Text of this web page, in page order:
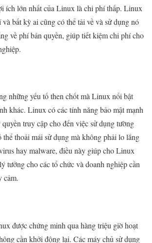
ích lớn nhất của Linux là chi phí thấp. Linux
bất kỳ ai cũng có thể tải về và sử dụng nó
về phí bản quyền, giúp tiết kiệm chi phí cho
những yếu tố then chốt mà Linux nổi bật
khác. Linux có các tính năng bảo mật mạnh
truy cập cho đến việc sử dụng tường
thoải mái sử dụng mà không phải lo lắng
hay malware, điều này giúp cho Linux
tưởng cho các tổ chức và doanh nghiệp cần
cảm.
được chứng minh qua hàng triệu giờ hoạt
cần khởi động lại. Các máy chủ sử dụng